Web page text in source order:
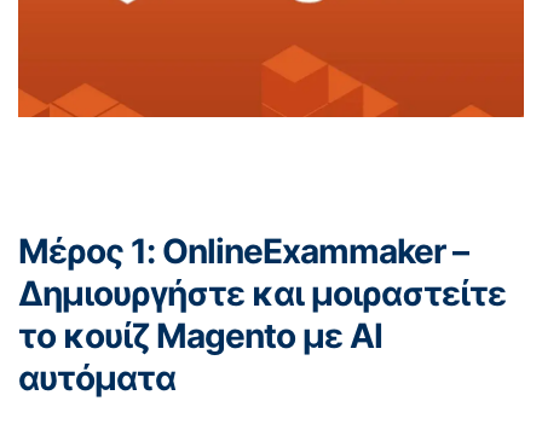
Μέρος 1: OnlineExammaker –
Δημιουργήστε και μοιραστείτε
το κουίζ Magento με AI
αυτόματα